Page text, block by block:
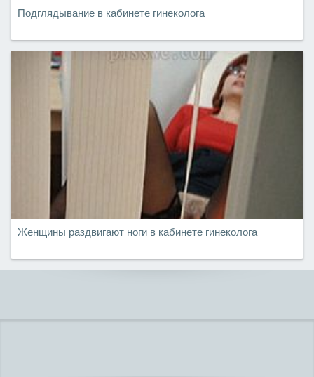
Подглядывание в кабинете гинеколога
Женщины раздвигают ноги в кабинете гинеколога